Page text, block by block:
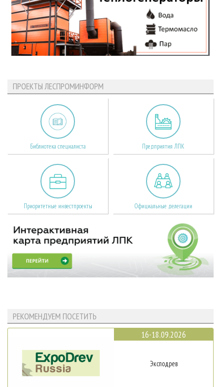
ПРОЕКТЫ ЛЕСПРОМИНФОРМ
Библиотека специалиста Предприятия ЛПК
Приоритетные инвестпроекты Официальные делегации
РЕКОМЕНДУЕМ ПОСЕТИТЬ
16-18.09.2026
Эксподрев